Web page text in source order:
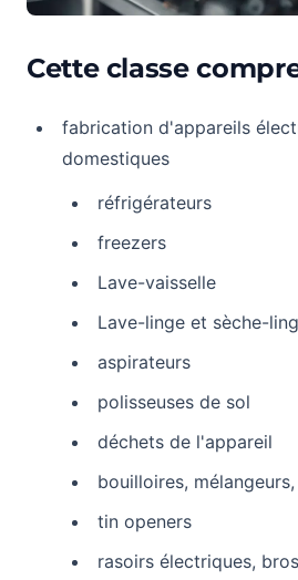
Cette classe
fabrication d'appareils
domestiques
réfrigérateurs
freezers
Lave-vaisselle
Lave-linge et sèche-
aspirateurs
polisseuses de sol
déchets de l'appareil
bouilloires,
tin openers
rasoirs électriques,